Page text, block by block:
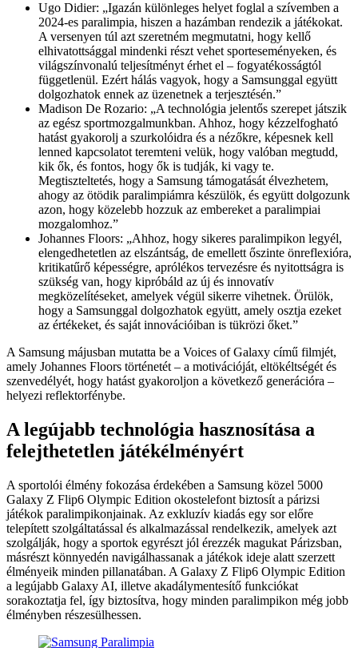
Ugo Didier: „Igazán különleges helyet foglal a szívemben a
2024-es paralimpia, hiszen a hazámban rendezik a játékokat.
A versenyen túl azt szeretném megmutatni, hogy kellő
elhivatottsággal mindenki részt vehet sporteseményeken, és
világszínvonalú teljesítményt érhet el – fogyatékosságtól
függetlenül. Ezért hálás vagyok, hogy a Samsunggal együtt
dolgozhatok ennek az üzenetnek a terjesztésén.”
Madison De Rozario: „A technológia jelentős szerepet játszik
az egész sportmozgalmunkban. Ahhoz, hogy kézzelfogható
hatást gyakorolj a szurkolóidra és a nézőkre, képesnek kell
lenned kapcsolatot teremteni velük, hogy valóban megtudd,
kik ők, és fontos, hogy ők is tudják, ki vagy te.
Megtiszteltetés, hogy a Samsung támogatását élvezhetem,
ahogy az ötödik paralimpiámra készülök, és együtt dolgozunk
azon, hogy közelebb hozzuk az embereket a paralimpiai
mozgalomhoz.”
Johannes Floors: „Ahhoz, hogy sikeres paralimpikon legyél,
elengedhetetlen az elszántság, de emellett őszinte önreflexióra,
kritikatűrő képességre, aprólékos tervezésre és nyitottságra is
szükség van, hogy kipróbáld az új és innovatív
megközelítéseket, amelyek végül sikerre vihetnek. Örülök,
hogy a Samsunggal dolgozhatok együtt, amely osztja ezeket
az értékeket, és saját innovációiban is tükrözi őket.”
A Samsung májusban mutatta be a Voices of Galaxy című filmjét,
amely Johannes Floors történetét – a motivációját, eltökéltségét és
szenvedélyét, hogy hatást gyakoroljon a következő generációra –
helyezi reflektorfénybe.
A legújabb technológia hasznosítása a
felejthetetlen játékélményért
A sportolói élmény fokozása érdekében a Samsung közel 5000
Galaxy Z Flip6 Olympic Edition okostelefont biztosít a párizsi
játékok paralimpikonjainak. Az exkluzív kiadás egy sor előre
telepített szolgáltatással és alkalmazással rendelkezik, amelyek azt
szolgálják, hogy a sportok egyrészt jól érezzék magukat Párizsban,
másrészt könnyedén navigálhassanak a játékok ideje alatt szerzett
élményeik minden pillanatában. A Galaxy Z Flip6 Olympic Edition
a legújabb Galaxy AI, illetve akadálymentesítő funkciókat
sorakoztatja fel, így biztosítva, hogy minden paralimpikon még jobb
élményben részesülhessen.